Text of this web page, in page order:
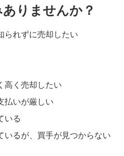
りませんか？
られずに売却したい
高く売却したい
払いが厳しい
いる
いるが、買手が見つからない